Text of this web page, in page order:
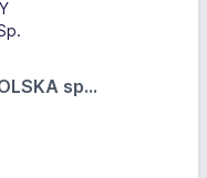
sp...